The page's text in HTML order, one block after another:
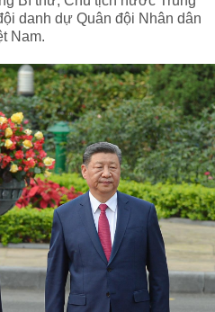
danh dự Quân đội Nhân dân
Nam.